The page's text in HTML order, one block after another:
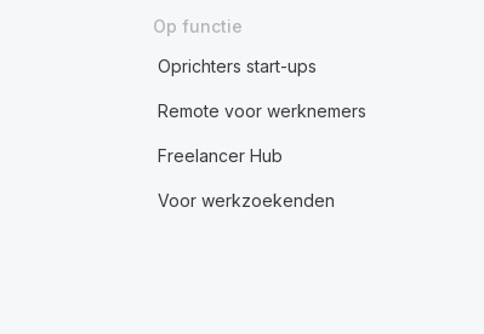
Op functie
Oprichters start-ups
Remote voor werknemers
Freelancer Hub
Voor werkzoekenden